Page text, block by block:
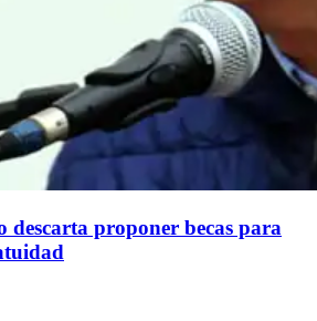
proponer becas para